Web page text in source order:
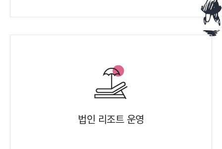
법인 리조트 운영